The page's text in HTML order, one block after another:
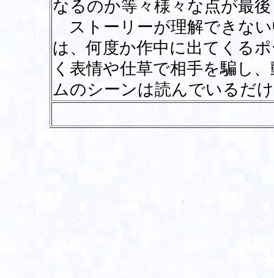
なるのか等々様々な点が最
ストーリーが理解できな
は、何度か作中に出てくる
く表情や仕草で相手を騙し
ムのシーンは読んでいるだ